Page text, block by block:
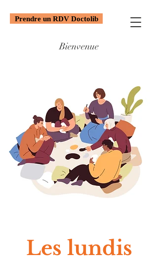
Bienvenue
Prendre un RDV Doctolib
Les lundis